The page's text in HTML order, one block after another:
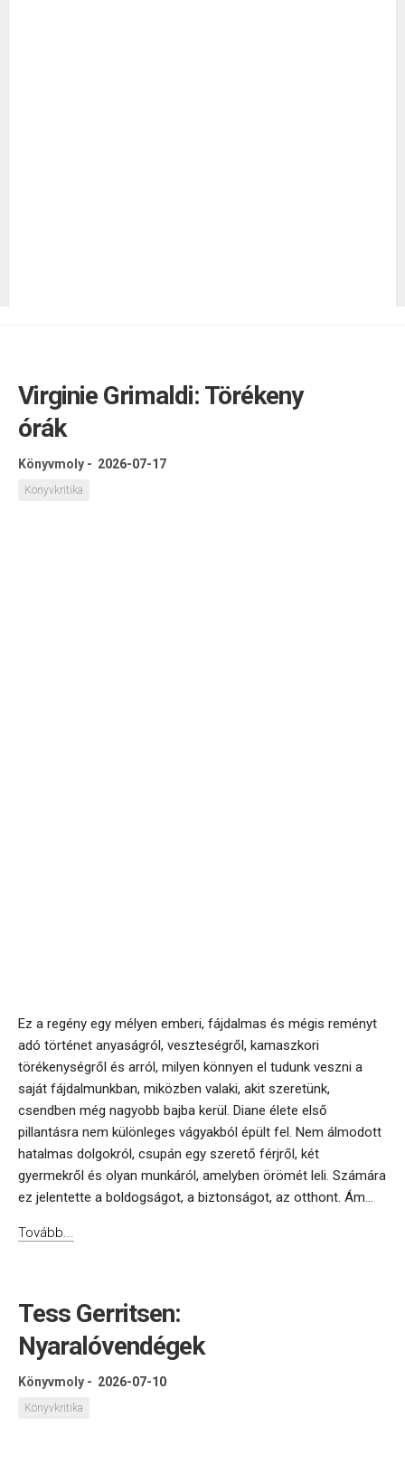
Virginie Grimaldi: Törékeny
órák
Könyvmoly - 2026-07-17
Könyvkritika
Ez a regény egy mélyen emberi, fájdalmas és mégis reményt
adó történet anyaságról, veszteségről, kamaszkori
törékenységről és arról, milyen könnyen el tudunk veszni a
saját fájdalmunkban, miközben valaki, akit szeretünk,
csendben még nagyobb bajba kerül. Diane élete első
pillantásra nem különleges vágyakból épült fel. Nem álmodott
hatalmas dolgokról, csupán egy szerető férjről, két
gyermekről és olyan munkáról, amelyben örömét leli. Számára
ez jelentette a boldogságot, a biztonságot, az otthont. Ám...
Tovább...
Tess Gerritsen:
Nyaralóvendégek
Könyvmoly - 2026-07-10
Könyvkritika